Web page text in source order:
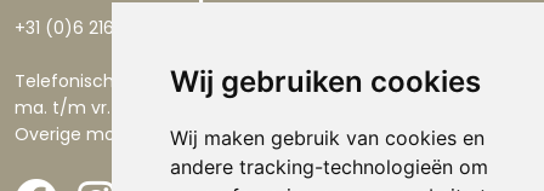
Wij gebruiken cookies
Wij maken gebruik van cookies en
andere tracking-technologieën om
+31 (0)6 21668801
Telefonisch bereikbaar:
ma. t/m vr. 9.00-17.30 uur.
Overige momenten via email.